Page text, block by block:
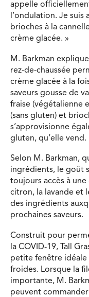
appelle
l’ondulation. Je suis
brioches à la
crème glacée. »
M. Barkman
rez-de-chaussée
crème glacée à la
saveurs gousse de
fraise (végétalienne
(sans gluten) et
s’approvisionne
gluten, qu’elle vend.
Selon M. Barkman,
ingrédients, le goût
toujours accès à
citron, la lavande et
des ingrédients
prochaines saveurs.
Construit pour
la COVID-19, Tall
petite fenêtre
froides. Lorsque la
importante, M.
peuvent